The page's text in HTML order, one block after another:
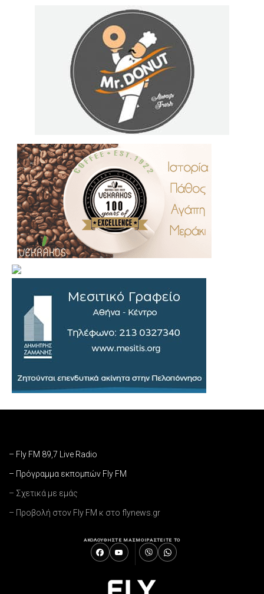
– Fly FM 89,7 Live Radio
– Πρόγραμμα εκπομπών Fly FM
– Σχετικά με εμάς
– Προβολή στον Fly FM κ στο flynews.gr
ΑΚΟΛΟΥΘΗΣΤΕ ΜΑΣΜΟΙΡΑΣΤΕΙΤΕ ΤΟ